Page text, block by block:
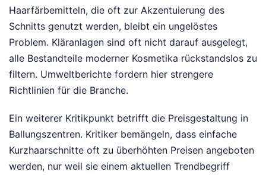
Haarfärbemitteln, die oft zur Akzentuierung des
Schnitts genutzt werden, bleibt ein ungelöstes
Problem. Kläranlagen sind oft nicht darauf ausgelegt,
alle Bestandteile moderner Kosmetika rückstandslos zu
filtern. Umweltberichte fordern hier strengere
Richtlinien für die Branche.
Ein weiterer Kritikpunkt betrifft die Preisgestaltung in
Ballungszentren. Kritiker bemängeln, dass einfache
Kurzhaarschnitte oft zu überhöhten Preisen angeboten
werden, nur weil sie einem aktuellen Trendbegriff